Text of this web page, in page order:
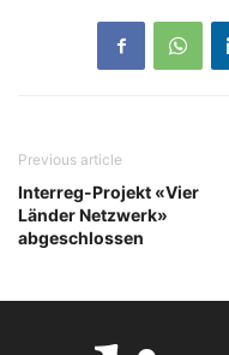
Previous article
Interreg-Projekt «Vier
Länder Netzwerk»
abgeschlossen